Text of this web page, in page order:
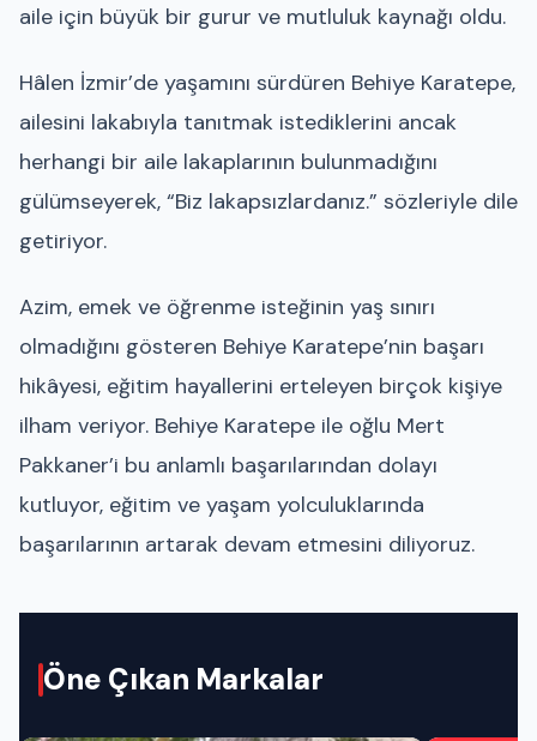
aile için büyük bir gurur ve mutluluk kaynağı oldu.
Hâlen İzmir’de yaşamını sürdüren Behiye Karatepe,
ailesini lakabıyla tanıtmak istediklerini ancak
herhangi bir aile lakaplarının bulunmadığını
gülümseyerek, “Biz lakapsızlardanız.” sözleriyle dile
getiriyor.
Azim, emek ve öğrenme isteğinin yaş sınırı
olmadığını gösteren Behiye Karatepe’nin başarı
hikâyesi, eğitim hayallerini erteleyen birçok kişiye
ilham veriyor. Behiye Karatepe ile oğlu Mert
Pakkaner’i bu anlamlı başarılarından dolayı
kutluyor, eğitim ve yaşam yolculuklarında
başarılarının artarak devam etmesini diliyoruz.
Öne Çıkan Markalar